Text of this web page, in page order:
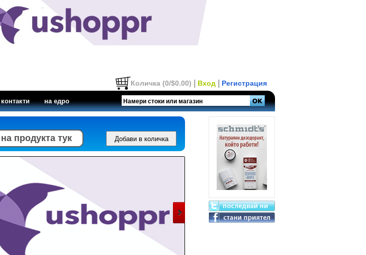
Количка (0/$0.00) Вход Регистрация
контакти на едро